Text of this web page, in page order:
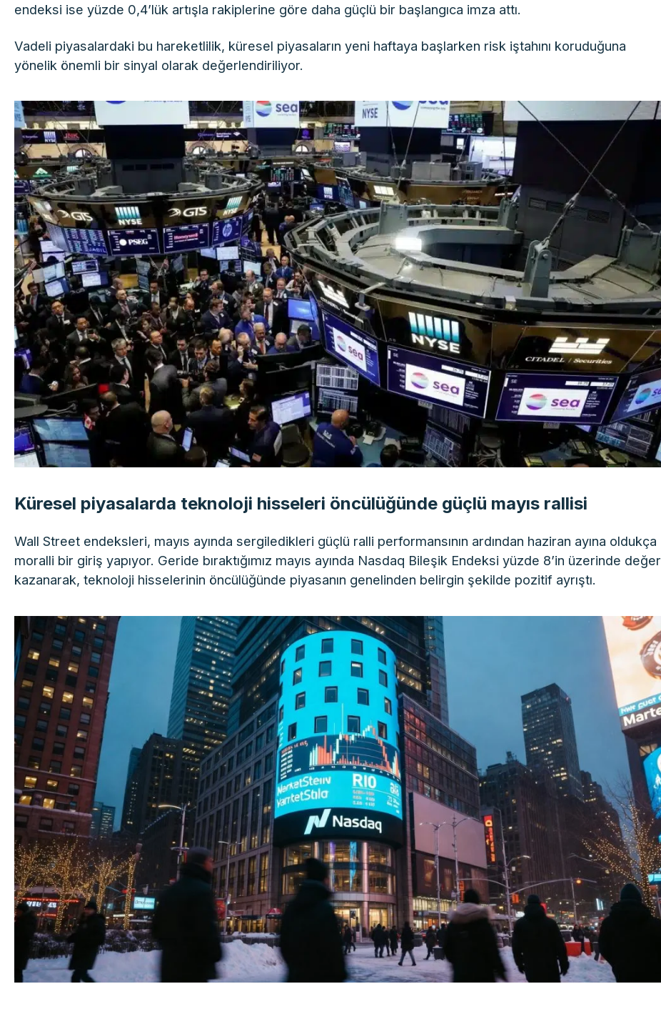
endeksi ise yüzde 0,4’lük artışla rakiplerine göre daha güçlü bir başlangıca imza attı.
Vadeli piyasalardaki bu hareketlilik, küresel piyasaların yeni haftaya başlarken risk iştahını koruduğuna
yönelik önemli bir sinyal olarak değerlendiriliyor.
Küresel piyasalarda teknoloji hisseleri öncülüğünde güçlü mayıs rallisi
Wall Street endeksleri, mayıs ayında sergiledikleri güçlü ralli performansının ardından haziran ayına oldukça
moralli bir giriş yapıyor. Geride bıraktığımız mayıs ayında Nasdaq Bileşik Endeksi yüzde 8’in üzerinde değer
kazanarak, teknoloji hisselerinin öncülüğünde piyasanın genelinden belirgin şekilde pozitif ayrıştı.